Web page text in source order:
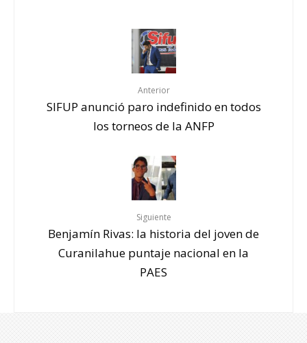
Anterior
SIFUP anunció paro indefinido en todos
los torneos de la ANFP
Siguiente
Benjamín Rivas: la historia del joven de
Curanilahue puntaje nacional en la
PAES